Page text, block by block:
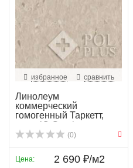
избранное сравнить
Линолеум
коммерческий
гомогенный Таркетт,
колл. iQ Granit...
(0)
Цена: 2 690 ₽/м2